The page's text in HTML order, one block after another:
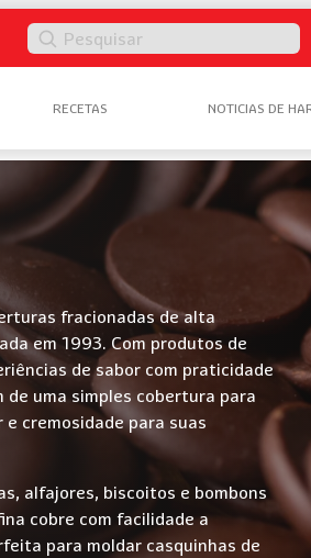
Pesquisar
RECETAS NOTICIAS DE
fracionadas de alta
em 1993. Com produtos de
de sabor com praticidade
uma simples cobertura para
cremosidade para suas
alfajores, biscoitos e bombons
cobre com facilidade a
para moldar casquinhas de